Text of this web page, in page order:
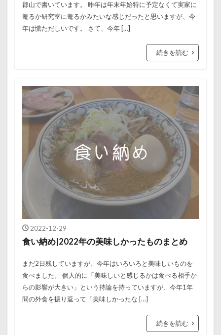
郡山で書いています。 昨年は年末年始特に予定なくて実家に
篭るか研究室に篭るかみたいな感じだったと思いますが、今
年は慌ただしいです。 さて、今年 […]
続きを読む
2022-12-29
食い納め|2022年の美味しかったものまとめ
まだ2日残していますが、今年はいろいろと美味しいものを
食べました。 個人的に「美味しいと感じるかは食べる相手か
らの影響が大きい」という持論を持っていますが、今年1年
間の外食を振り返って「美味しかったな […]
続きを読む